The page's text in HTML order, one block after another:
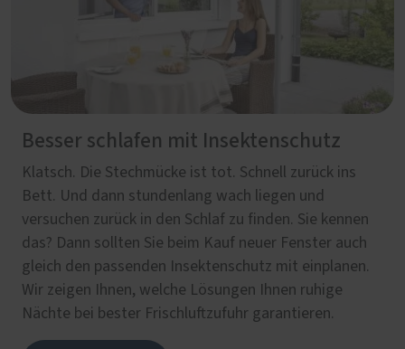
Besser schlafen mit Insektenschutz
Klatsch. Die Stechmücke ist tot. Schnell zurück ins
Bett. Und dann stundenlang wach liegen und
versuchen zurück in den Schlaf zu finden. Sie kennen
das? Dann sollten Sie beim Kauf neuer Fenster auch
gleich den passenden Insektenschutz mit einplanen.
Wir zeigen Ihnen, welche Lösungen Ihnen ruhige
Nächte bei bester Frischluftzufuhr garantieren.